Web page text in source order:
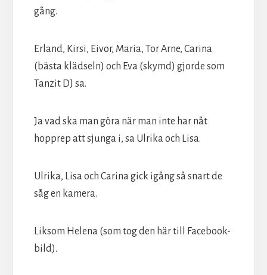
gång.
Erland, Kirsi, Eivor, Maria, Tor Arne, Carina
(bästa klädseln) och Eva (skymd) gjorde som
Tanzit DJ sa.
Ja vad ska man göra när man inte har nåt
hopprep att sjunga i, sa Ulrika och Lisa.
Ulrika, Lisa och Carina gick igång så snart de
såg en kamera.
Liksom Helena (som tog den här till Facebook-
bild).